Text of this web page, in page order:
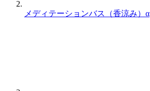
メディテーションバス（香涼み）α